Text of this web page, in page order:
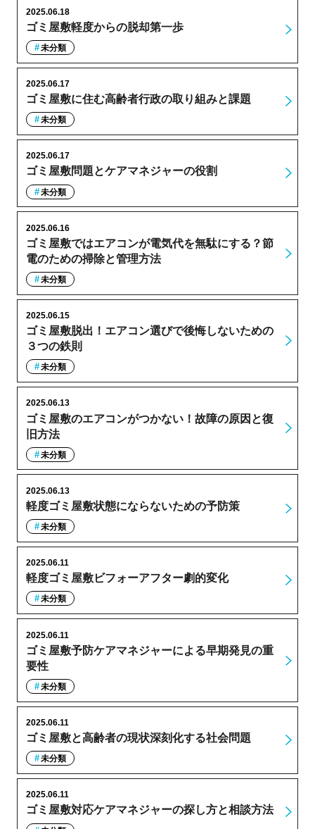
ゴミ屋敷軽度からの脱却第一歩
2025.06.18
未分類
ゴミ屋敷に住む高齢者行政の取り組みと課題
2025.06.17
未分類
ゴミ屋敷問題とケアマネジャーの役割
2025.06.17
未分類
ゴミ屋敷ではエアコンが電気代を無駄にする？節
電のための掃除と管理方法
2025.06.16
未分類
ゴミ屋敷脱出！エアコン選びで後悔しないための
３つの鉄則
2025.06.15
未分類
ゴミ屋敷のエアコンがつかない！故障の原因と復
旧方法
2025.06.13
未分類
軽度ゴミ屋敷状態にならないための予防策
2025.06.13
未分類
軽度ゴミ屋敷ビフォーアフター劇的変化
2025.06.11
未分類
ゴミ屋敷予防ケアマネジャーによる早期発見の重
要性
2025.06.11
未分類
ゴミ屋敷と高齢者の現状深刻化する社会問題
2025.06.11
未分類
ゴミ屋敷対応ケアマネジャーの探し方と相談方法
2025.06.11